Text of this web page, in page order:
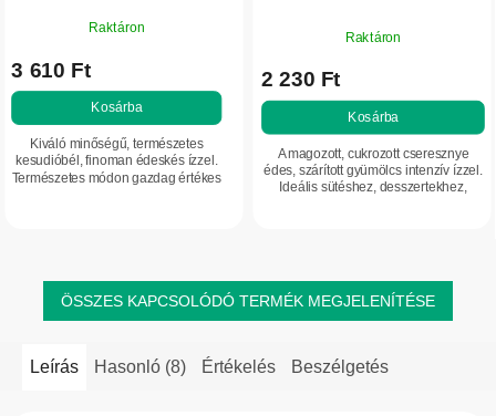
Raktáron
3 610 Ft
Kosárba
Kiváló minőségű, természetes
kesudióbél, finoman édeskés ízzel.
Természetes módon gazdag értékes
Raktáron
2 230 Ft
Kosárba
A magozott, cukrozott cseresznye
édes, szárított gyümölcs intenzív ízzel.
Ideális sütéshez, desszertekhez,
ÖSSZES KAPCSOLÓDÓ TERMÉK MEGJELENÍTÉSE
Leírás Hasonló (8) Értékelés Beszélgetés